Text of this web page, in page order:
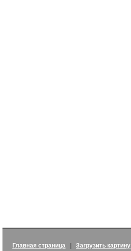
Главная страница Загрузить картину